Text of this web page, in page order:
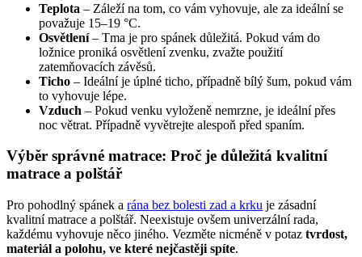
Teplota – Záleží na tom, co vám vyhovuje, ale za ideální se
považuje 15–19 °C.
Osvětlení– Tma je pro spánek důležitá. Pokud vám do
ložnice proniká osvětlení zvenku, zvažte použití
zatemňovacích závěsů.
Ticho – Ideální je úplné ticho, případně bílý šum, pokud vám
to vyhovuje lépe.
Vzduch – Pokud venku vyloženě nemrzne, je ideální přes
noc větrat. Případně vyvětrejte alespoň před spaním.
Výběr správné matrace: Proč je důležitá kvalitní
matrace a polštář
Pro pohodlný spánek a rána bez bolesti zad a krku je zásadní
kvalitní matrace a polštář. Neexistuje ovšem univerzální rada,
každému vyhovuje něco jiného. Vezměte nicméně v potaz tvrdost,
materiál a polohu, ve které nejčastěji spíte.